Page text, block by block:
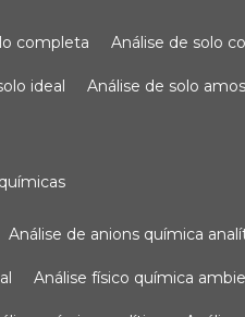
completa análise de solo
ideal análise de solo
químicas
análise de anions química
análise físico química